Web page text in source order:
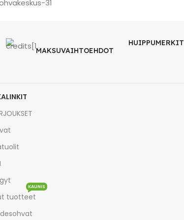
MAKSUVAIHTOEHDOT
HUIPPUMERKIT
tuotteet
KAUNIS